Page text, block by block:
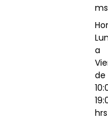
a
de
hrs